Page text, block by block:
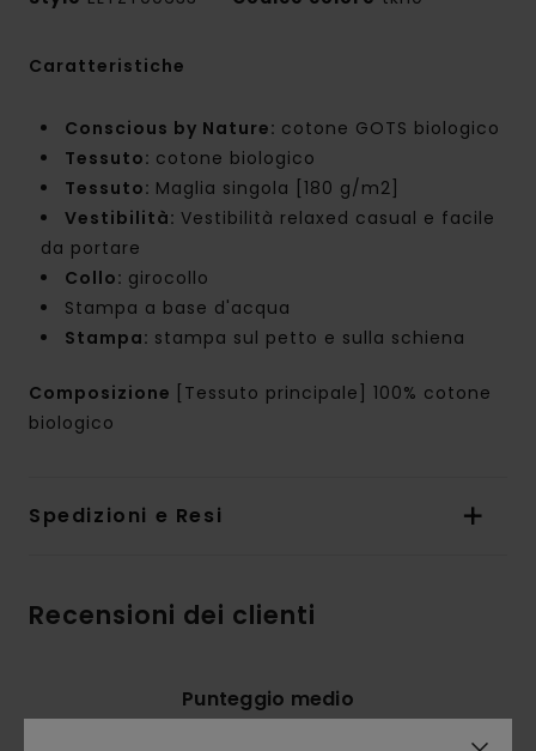
Caratteristiche
Conscious by Nature: cotone GOTS biologico
Tessuto: cotone biologico
Tessuto: Maglia singola [180 g/m2]
Vestibilità: Vestibilità relaxed casual e facile
da portare
Collo: girocollo
Stampa a base d'acqua
Stampa: stampa sul petto e sulla schiena
Composizione
[Tessuto principale] 100% cotone
biologico
Spedizioni e Resi
Recensioni dei clienti
Punteggio medio